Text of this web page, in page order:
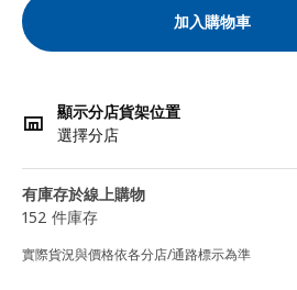
加入購物車
顯示分店貨架位置
選擇分店
有庫存於線上購物
152 件庫存
實際貨況與價格依各分店/通路標示為準